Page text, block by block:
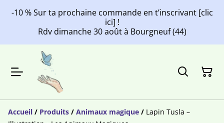
-10 % Sur ta prochaine commande en t’inscrivant [clic
ici] !
Rdv dimanche 30 août à Bourgneuf (44)
Accueil / Produits / Animaux magique / Lapin Tusla –